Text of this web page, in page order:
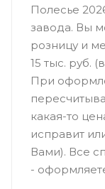
Полесье
завода. Вы
розницу и
15 тыс. руб.
При
какая-то
исправит
Вами). Все
-